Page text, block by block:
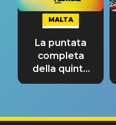
MALTA
La puntata
completa
della quinta
tappa